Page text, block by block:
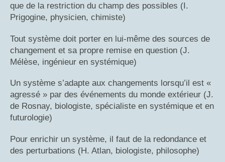
que de la restriction du champ des possibles (I.
Prigogine, physicien, chimiste)
Tout système doit porter en lui-même des sources de
changement et sa propre remise en question (J.
Mélèse, ingénieur en systémique)
Un système s’adapte aux changements lorsqu’il est «
agressé » par des événements du monde extérieur (J.
de Rosnay, biologiste, spécialiste en systémique et en
futurologie)
Pour enrichir un système, il faut de la redondance et
des perturbations (H. Atlan, biologiste, philosophe)